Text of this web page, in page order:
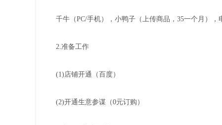
千牛（PC/手机），小鸭子（上传商品，35一个月），
2.准备工作
(1)店铺开通（百度）
(2)开通生意参谋（0元订购）